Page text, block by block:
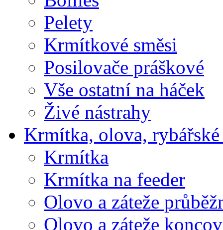
Pelety
Krmítkové směsi
Posilovače práškové
Vše ostatní na háček
Živé nástrahy
Krmítka, olova, rybářské
Krmítka
Krmítka na feeder
Olovo a záteže
Olovo a záteže